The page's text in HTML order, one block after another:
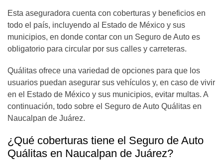
Esta aseguradora cuenta con coberturas y beneficios en
todo el país, incluyendo al Estado de México y sus
municipios, en donde contar con un Seguro de Auto es
obligatorio para circular por sus calles y carreteras.
Quálitas ofrece una variedad de opciones para que los
usuarios puedan asegurar sus vehículos y, en caso de vivir
en el Estado de México y sus municipios, evitar multas. A
continuación, todo sobre el Seguro de Auto Quálitas en
Naucalpan de Juárez.
¿Qué coberturas tiene el Seguro de Auto
Quálitas en Naucalpan de Juárez?